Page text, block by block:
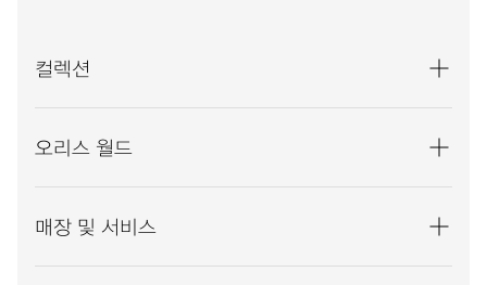
컬렉션
오리스 월드
매장 및 서비스